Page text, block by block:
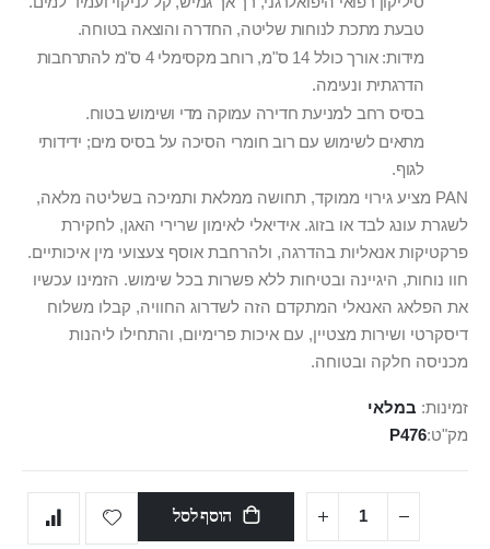
טבעת מתכת לנוחות שליטה, החדרה והוצאה בטוחה.
מידות: אורך כולל 14 ס"מ, רוחב מקסימלי 4 ס"מ להתרחבות
הדרגתית ונעימה.
בסיס רחב למניעת חדירה עמוקה מדי ושימוש בטוח.
מתאים לשימוש עם רוב חומרי הסיכה על בסיס מים; ידידותי
לגוף.
PAN מציע גירוי ממוקד, תחושה ממלאת ותמיכה בשליטה מלאה,
לשגרת עונג לבד או בזוג. אידיאלי לאימון שרירי האגן, לחקירת
פרקטיקות אנאליות בהדרגה, ולהרחבת אוסף צעצועי מין איכותיים.
חוו נוחות, היגיינה ובטיחות ללא פשרות בכל שימוש. הזמינו עכשיו
את הפלאג האנאלי המתקדם הזה לשדרוג החוויה, קבלו משלוח
דיסקרטי ושירות מצטיין, עם איכות פרימיום, והתחילו ליהנות
מכניסה חלקה ובטוחה.
זמינות: במלאי
מק"ט P476
הוסף לסל